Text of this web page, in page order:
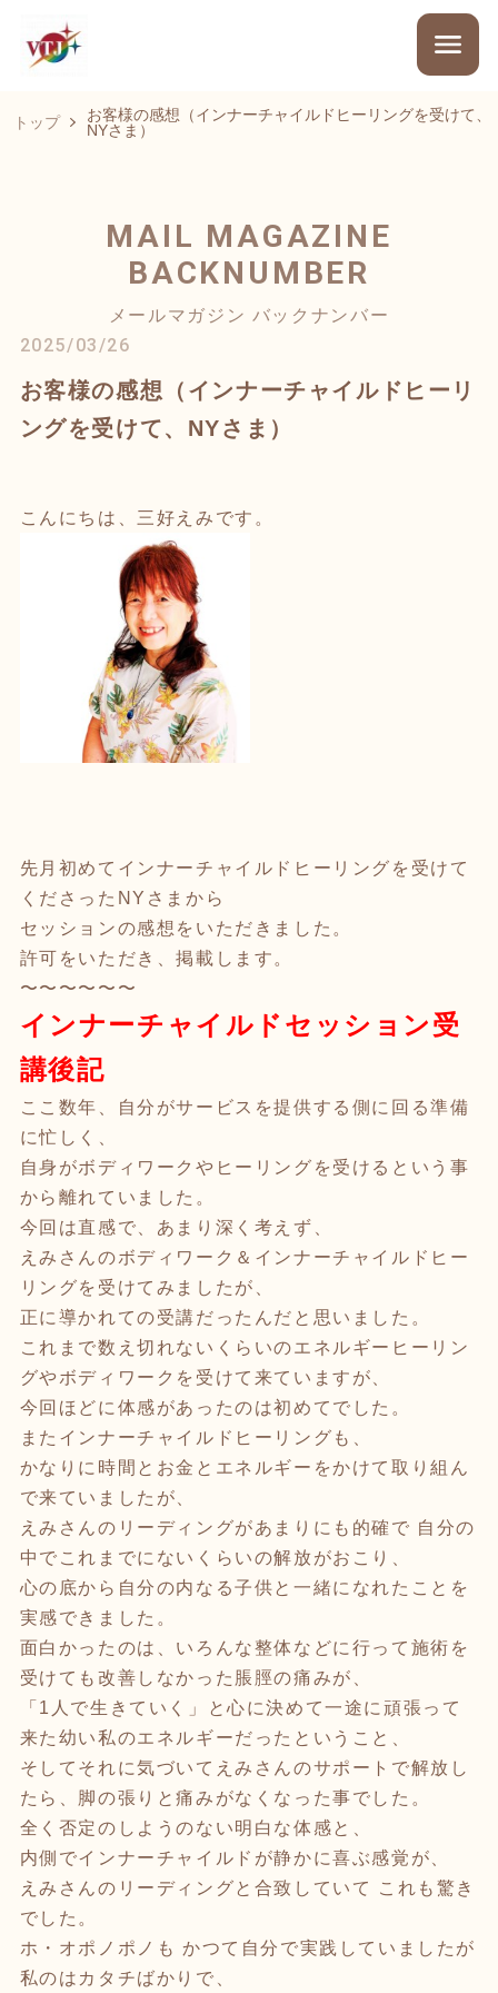
トップ
お客様の感想（インナーチャイルドヒーリングを受けて、
NYさま）
MAIL MAGAZINE
BACKNUMBER
メールマガジン バックナンバー
2025/03/26
お客様の感想（インナーチャイルドヒーリ
ングを受けて、NYさま）
こんにちは、三好えみです。
先月初めてインナーチャイルドヒーリングを受けて
くださったNYさまから
セッションの感想をいただきました。
許可をいただき、掲載します。
〜〜〜〜〜〜
インナーチャイルドセッション受
講後記
ここ数年、自分がサービスを提供する側に回る準備
に忙しく、
自身がボディワークやヒーリングを受けるという事
から離れていました。
今回は直感で、あまり深く考えず、
えみさんのボディワーク＆インナーチャイルドヒー
リングを受けてみましたが、
正に導かれての受講だったんだと思いました。
これまで数え切れないくらいのエネルギーヒーリン
グやボディワークを受けて来ていますが、
今回ほどに体感があったのは初めてでした。
またインナーチャイルドヒーリングも、
かなりに時間とお金とエネルギーをかけて取り組ん
で来ていましたが、
えみさんのリーディングがあまりにも的確で 自分の
中でこれまでにないくらいの解放がおこり、
心の底から自分の内なる子供と一緒になれたことを
実感できました。
面白かったのは、いろんな整体などに行って施術を
受けても改善しなかった脹脛の痛みが、
「1人で生きていく」と心に決めて一途に頑張って
来た幼い私のエネルギーだったということ、
そしてそれに気づいてえみさんのサポートで解放し
たら、脚の張りと痛みがなくなった事でした。
全く否定のしようのない明白な体感と、
内側でインナーチャイルドが静かに喜ぶ感覚が、
えみさんのリーディングと合致していて これも驚き
でした。
ホ・オポノポノも かつて自分で実践していましたが
私のはカタチばかりで、